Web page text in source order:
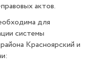
актов.
для
системы
Красноярский и